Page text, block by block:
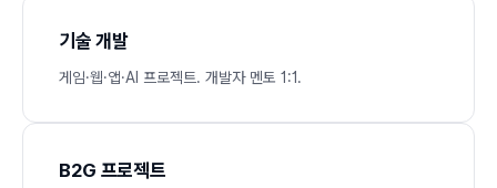
기술 개발
게임·웹·앱·AI 프로젝트. 개발자 멘토 1:1.
B2G 프로젝트